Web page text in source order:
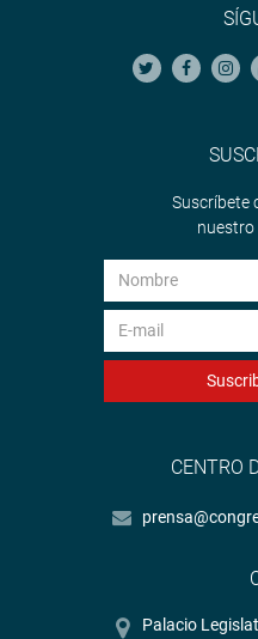
Suscríbete
nuestro
CENTRO
Palacio